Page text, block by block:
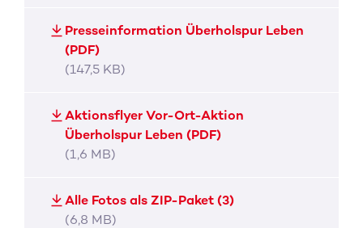
Presseinformation Überholspur Leben
(PDF)
(147,5 KB)
Aktionsflyer Vor-Ort-Aktion
Überholspur Leben (PDF)
(1,6 MB)
Alle Fotos als ZIP-Paket (3)
(6,8 MB)